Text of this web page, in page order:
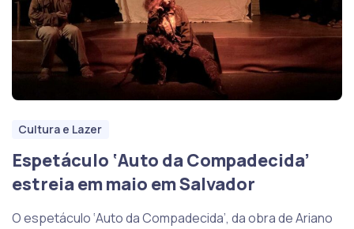
Cultura e Lazer
Espetáculo ‘Auto da Compadecida’
estreia em maio em Salvador
O espetáculo ‘Auto da Compadecida’, da obra de Ariano